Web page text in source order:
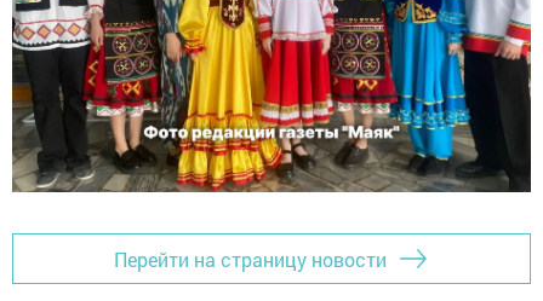
Перейти на страницу новости